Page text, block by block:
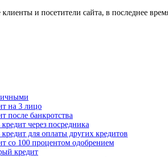
и посетители сайта, в последнее
на 3 лицо
после банкротства
кредит через посредника
кредит для оплаты других кредитов
со 100 процентом одобрением
кредит